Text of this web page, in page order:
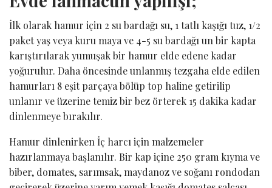
İlk olarak hamur için 2 su bardağı su, 1 tatlı kaşığı tuz, 1/2
paket yaş veya kuru maya ve 4-5 su bardağı un bir kapta
karıştırılarak yumuşak bir hamur elde edene kadar
yoğurulur. Daha öncesinde unlanmış tezgaha elde edilen
hamurları 8 eşit parçaya bölüp top haline getirilip
unlanır ve üzerine temiz bir bez örterek 15 dakika kadar
dinlenmeye bırakılır.
Hamur dinlenirken İç harcı için malzemeler
hazırlanmaya başlanılır. Bir kap içine 250 gram kıyma ve
biber, domates, sarımsak, maydanoz ve soğanı rondodan